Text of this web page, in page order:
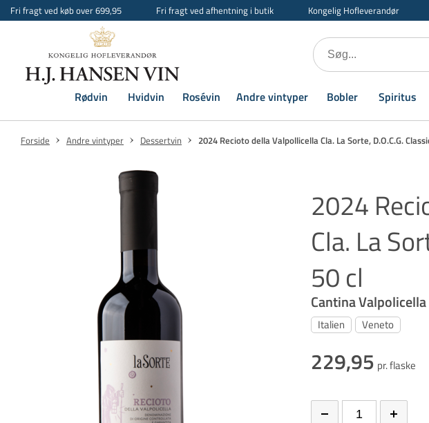
Fri fragt ved køb over 699,95 Fri fragt ved afhentning i butik Kongelig Hofleverandør
Rødvin Hvidvin Rosévin Andre vintyper Bobler Spiritus
Forside Andre vintyper Dessertvin 2024 Recioto della Valpollicella Cla. La Sorte, D.O.C.G.
2024
Cla. La
50 cl
Cantina
Italien Veneto
229,95 pr. flaske